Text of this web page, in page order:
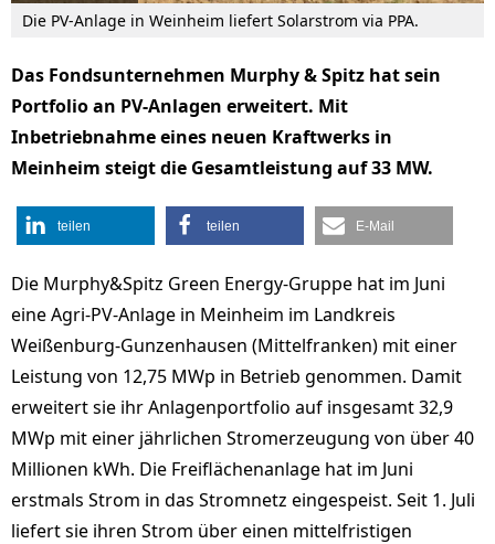
Die PV-Anlage in Weinheim liefert Solarstrom via PPA.
Das Fondsunternehmen Murphy & Spitz hat sein
Portfolio an PV-Anlagen erweitert. Mit
Inbetriebnahme eines neuen Kraftwerks in
Meinheim steigt die Gesamtleistung auf 33 MW.
teilen teilen E-Mail
Die Murphy&Spitz Green Energy-Gruppe hat im Juni
eine Agri-PV-Anlage in Meinheim im Landkreis
Weißenburg-Gunzenhausen (Mittelfranken) mit einer
Leistung von 12,75 MWp in Betrieb genommen. Damit
erweitert sie ihr Anlagenportfolio auf insgesamt 32,9
MWp mit einer jährlichen Stromerzeugung von über 40
Millionen kWh. Die Freiflächenanlage hat im Juni
erstmals Strom in das Stromnetz eingespeist. Seit 1. Juli
liefert sie ihren Strom über einen mittelfristigen